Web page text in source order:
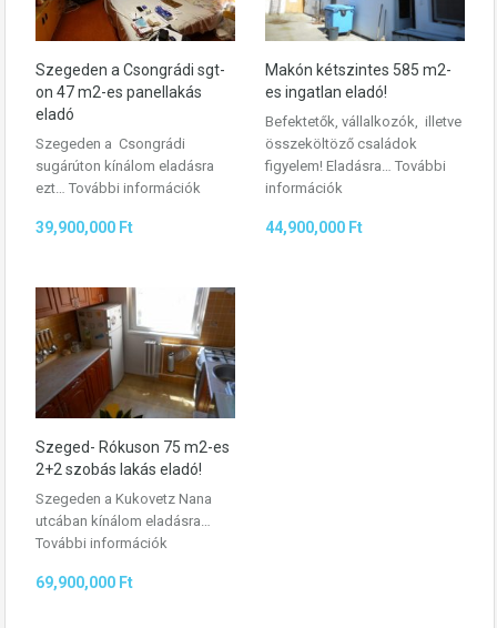
Szegeden a Csongrádi sgt-
on 47 m2-es panellakás
eladó
Szegeden a Csongrádi
sugárúton kínálom eladásra
ezt… További információk
39,900,000 Ft
Makón kétszintes 585 m2-
es ingatlan eladó!
Befektetők, vállalkozók, illetve
összeköltöző családok
figyelem! Eladásra… További
információk
44,900,000 Ft
Szeged- Rókuson 75 m2-es
2+2 szobás lakás eladó!
Szegeden a Kukovetz Nana
utcában kínálom eladásra…
További információk
69,900,000 Ft